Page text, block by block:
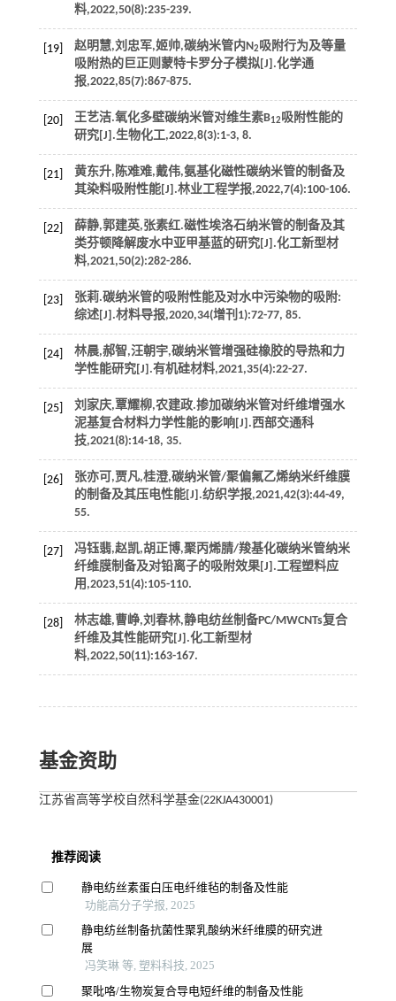
料,2022,50(8):235-239.
[19] 赵明慧,刘忠军,姬帅,碳纳米管内N2吸附行为及等量
吸附热的巨正则蒙特卡罗分子模拟[J].化学通
报,2022,85(7):867-875.
[20] 王艺洁.氧化多壁碳纳米管对维生素B12吸附性能的
研究[J].生物化工,2022,8(3):1-3, 8.
[21]
黄东升,陈难难,戴伟,氨基化磁性碳纳米管的制备及
其染料吸附性能[J].林业工程学报,2022,7(4):100-106.
[22]
薛静,郭建英,张素红.磁性埃洛石纳米管的制备及其
类芬顿降解废水中亚甲基蓝的研究[J].化工新型材
料,2021,50(2):282-286.
[23]
张莉.碳纳米管的吸附性能及对水中污染物的吸附:
综述[J].材料导报,2020,34(增刊1):72-77, 85.
[24]
林晨,郝智,汪朝宇,碳纳米管增强硅橡胶的导热和力
学性能研究[J].有机硅材料,2021,35(4):22-27.
[25]
刘家庆,覃耀柳,农建政.掺加碳纳米管对纤维增强水
泥基复合材料力学性能的影响[J].西部交通科
技,2021(8):14-18, 35.
[26]
张亦可,贾凡,桂澄,碳纳米管/聚偏氟乙烯纳米纤维膜
的制备及其压电性能[J].纺织学报,2021,42(3):44-49,
55.
[27]
冯钰翡,赵凯,胡正博,聚丙烯腈/羧基化碳纳米管纳米
纤维膜制备及对铅离子的吸附效果[J].工程塑料应
用 ,2023,51(4):105-110.
[28]
林志雄,曹峥,刘春林,静电纺丝制备PC/MWCNTs复合
纤维及其性能研究[J].化工新型材
料,2022,50(11):163-167.
基金资助
江苏省高等学校自然科学基金(22KJA430001)